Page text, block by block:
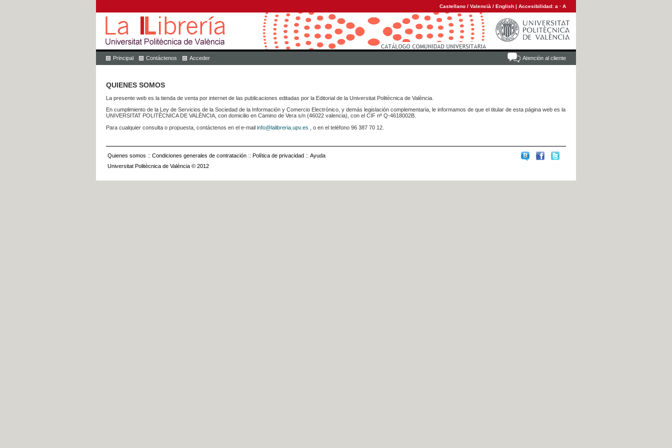
Castellano / Valencià / English | Accesibilidad: a · A
Atención al cliente
Principal Contáctenos Acceder
QUIENES SOMOS
La presente web es la tienda de venta por internet de las publicaciones editadas por la Editorial de la Universitat Politècnica de València.
En cumplimiento de la Ley de Servicios de la Sociedad de la Información y Comercio Electrónico, y demás legislación complementaria, le informamos de que el titular de esta página web es la
UNIVERSITAT POLITÈCNICA DE VALÈNCIA, con domicilio en Camino de Vera s/n (46022 valencia), con el CIF nº Q-4618002B.
Para cualquier consulta o propuesta, contáctenos en el e-mail info@lalibreria.upv.es , o en el teléfono 96 387 70 12.
Quienes somos :: Condiciones generales de contratación :: Política de privacidad :: Ayuda
Universitat Politècnica de València © 2012